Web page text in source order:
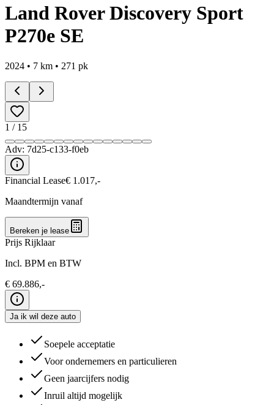
Land Rover Discovery Sport
P270e SE
2024 • 7 km • 271 pk
1 / 15
Adv: 7d25-c133-f0eb
Financial Lease€ 1.017,-
Maandtermijn vanaf
Bereken je lease
Prijs Rijklaar
Incl. BPM en BTW
€ 69.886,-
Ja ik wil deze auto
Soepele acceptatie
Voor ondernemers en particulieren
Geen jaarcijfers nodig
Inruil altijd mogelijk